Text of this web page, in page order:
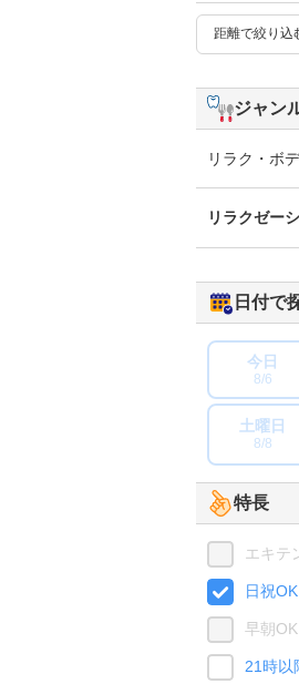
ジャン
リラク・ボ
リラクゼー
日付で
今日
8/6
土曜日
8/8
特長
エキテ
日祝OK
早朝OK
21時以